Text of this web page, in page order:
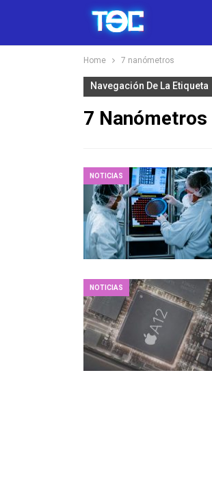
Home 7 nanómetros
Navegación De La Etiqueta
7 Nanómetros
NOTICIAS
NOTICIAS